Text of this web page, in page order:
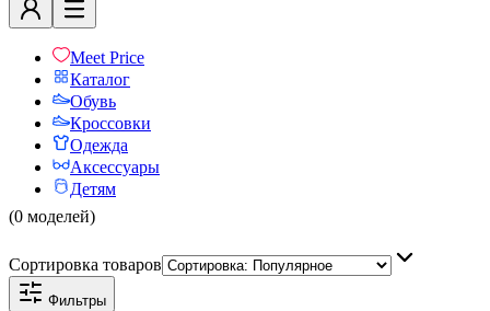
Meet Price
Каталог
Обувь
Кроссовки
Одежда
Аксессуары
Детям
(0 моделей)
Сортировка товаров
Фильтры